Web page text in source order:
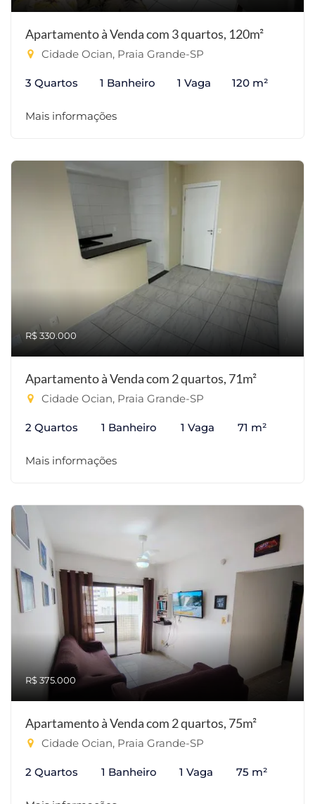
Apartamento à Venda com 3 quartos, 120m²
Cidade Ocian, Praia Grande-SP
3 Quartos 1 Banheiro 1 Vaga 120 m²
Mais informações
R$ 330.000
Apartamento à Venda com 2 quartos, 71m²
Cidade Ocian, Praia Grande-SP
2 Quartos 1 Banheiro 1 Vaga 71 m²
Mais informações
R$ 375.000
Apartamento à Venda com 2 quartos, 75m²
Cidade Ocian, Praia Grande-SP
2 Quartos 1 Banheiro 1 Vaga 75 m²